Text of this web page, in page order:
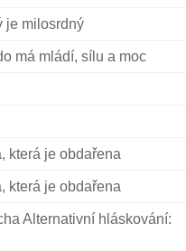
je milosrdný
má mládí, sílu a moc
která je obdařena
která je obdařena
Alternativní hláskování: